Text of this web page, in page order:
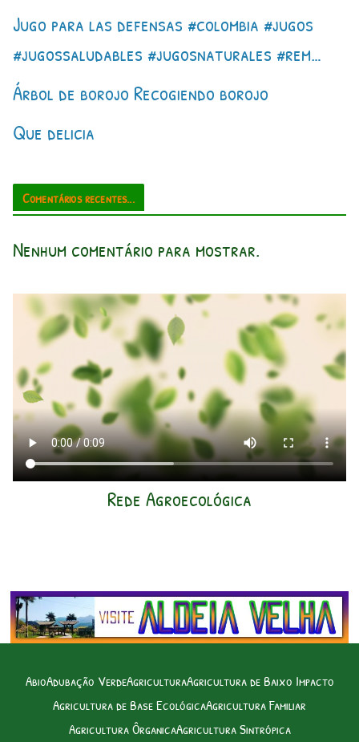
Jugo para las defensas #colombia #jugos
#jugossaludables #jugosnaturales #rem…
Árbol de borojo Recogiendo borojo
Que delicia
Comentários recentes...
Nenhum comentário para mostrar.
Rede Agroecológica
AbioAdubação VerdeAgriculturaAgricultura de Baixo Impacto
Agricultura de Base EcológicaAgricultura Familiar
Agricultura ÔrganicaAgricultura Sintrópica